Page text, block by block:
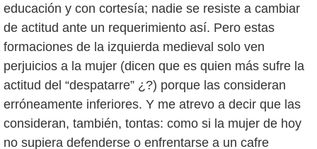
educación y con cortesía; nadie se resiste a cambiar
de actitud ante un requerimiento así. Pero estas
formaciones de la izquierda medieval solo ven
perjuicios a la mujer (dicen que es quien más sufre la
actitud del “despatarre” ¿?) porque las consideran
erróneamente inferiores. Y me atrevo a decir que las
consideran, también, tontas: como si la mujer de hoy
no supiera defenderse o enfrentarse a un cafre